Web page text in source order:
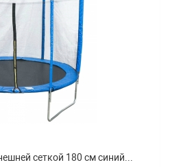
сеткой 180 см синий...